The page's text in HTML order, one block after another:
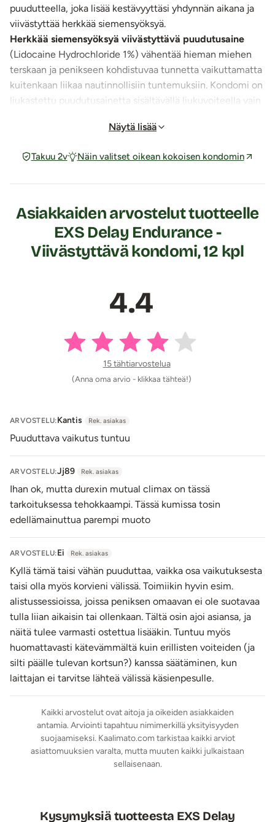
puudutteella, joka lisää kestävyyttäsi yhdynnän aikana ja
viivästyttää herkkää siemensyöksyä.
Herkkää siemensyöksyä viivästyttävä puudutusaine
(Lidocaine Hydrochloride 1%) vähentää hieman miehen
terskaan ja penikseen kohdistuvaa tunnetta vaikuttamatta
kuitenkaan liikaa nautinnollisiin tuntemuksiin. Kondomi on
liukastettu puudutusainetta sisältävällä liukuvoiteella vain
Lateksista valmistettu, laadukas EXS Delay Endurance -
läpinäkyvien kondomien ulkopinta on käsitelty
Pese intiimialueet kondomin käytön jälkeen. Vältä
kondomin liukuvoiteen joutumista silmiin. Älä käytä
tuotetta, jos sinulla tai kumppanillasi intiimialueilla on
ihorikkoja tai ihotulehdus. Lidokaiini voi aiheuttaa joillekin
tarvittaessa lääkärin vastaanotolle.
Materiaali: Lateksi (luonnonkumi)
Kondomin pituus 190 mm, leveys 53 mm, paksuus
Lähetyksen paino: ~ 0.5 kg
Näytä lisää
Takuu 2v Näin valitset oikean kokoisen kondomin
Asiakkaiden arvostelut tuotteelle
EXS Delay Endurance -
Viivästyttävä kondomi, 12 kpl
4.4
15 tähtiarvostelua
(Anna oma arvio - klikkaa tähteä!)
ARVOSTELU:Kantis Rek. asiakas
Puuduttava vaikutus tuntuu
ARVOSTELU:Jj89 Rek. asiakas
Ihan ok, mutta durexin mutual climax on tässä
tarkoituksessa tehokkaampi. Tässä kumissa tosin
edellämainuttua parempi muoto
ARVOSTELU:Ei Rek. asiakas
Kyllä tämä taisi vähän puuduttaa, vaikka osa vaikutuksesta
taisi olla myös korvieni välissä. Toimiikin hyvin esim.
alistussessioissa, joissa peniksen omaavan ei ole suotavaa
tulla liian aikaisin tai ollenkaan. Tältä osin ajoi asiansa, ja
näitä tulee varmasti ostettua lisääkin. Tuntuu myös
huomattavasti kätevämmältä kuin erillisten voiteiden (ja
silti päälle tulevan kortsun?) kanssa säätäminen, kun
laittajan ei tarvitse lähteä välissä käsienpesulle.
Kaikki arvostelut ovat aitoja ja oikeiden asiakkaiden
antamia. Arviointi tapahtuu nimimerkillä yksityisyyden
suojaamiseksi. Kaalimato.com tarkistaa kaikki arviot
asiattomuuksien varalta, mutta muuten kaikki julkaistaan
sellaisenaan.
Kysymyksiä tuotteesta EXS Delay